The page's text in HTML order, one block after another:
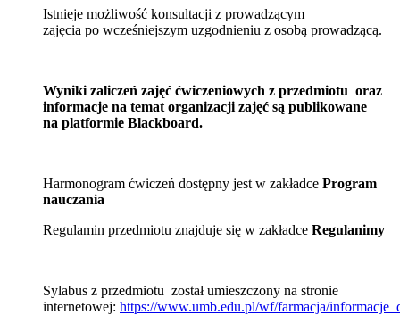
Istnieje możliwość konsultacji z prowadzącym
zajęcia po wcześniejszym uzgodnieniu z osobą prowadzącą.
Wyniki zaliczeń zajęć ćwiczeniowych z przedmiotu oraz
informacje na temat organizacji zajęć są publikowane
na platformie Blackboard.
Harmonogram ćwiczeń dostępny jest w zakładce Program
nauczania
Regulamin przedmiotu znajduje się w zakładce Regulanimy
Sylabus z przedmiotu został umieszczony na stronie
internetowej: https://www.umb.edu.pl/wf/farmacja/